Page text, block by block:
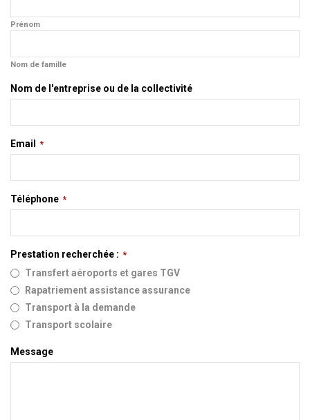
Prénom
Nom de famille
Nom de l'entreprise ou de la collectivité
Email *
Téléphone *
Prestation recherchée : *
Transfert aéroports et gares TGV
Rapatriement assistance assurance
Transport à la demande
Transport scolaire
Message